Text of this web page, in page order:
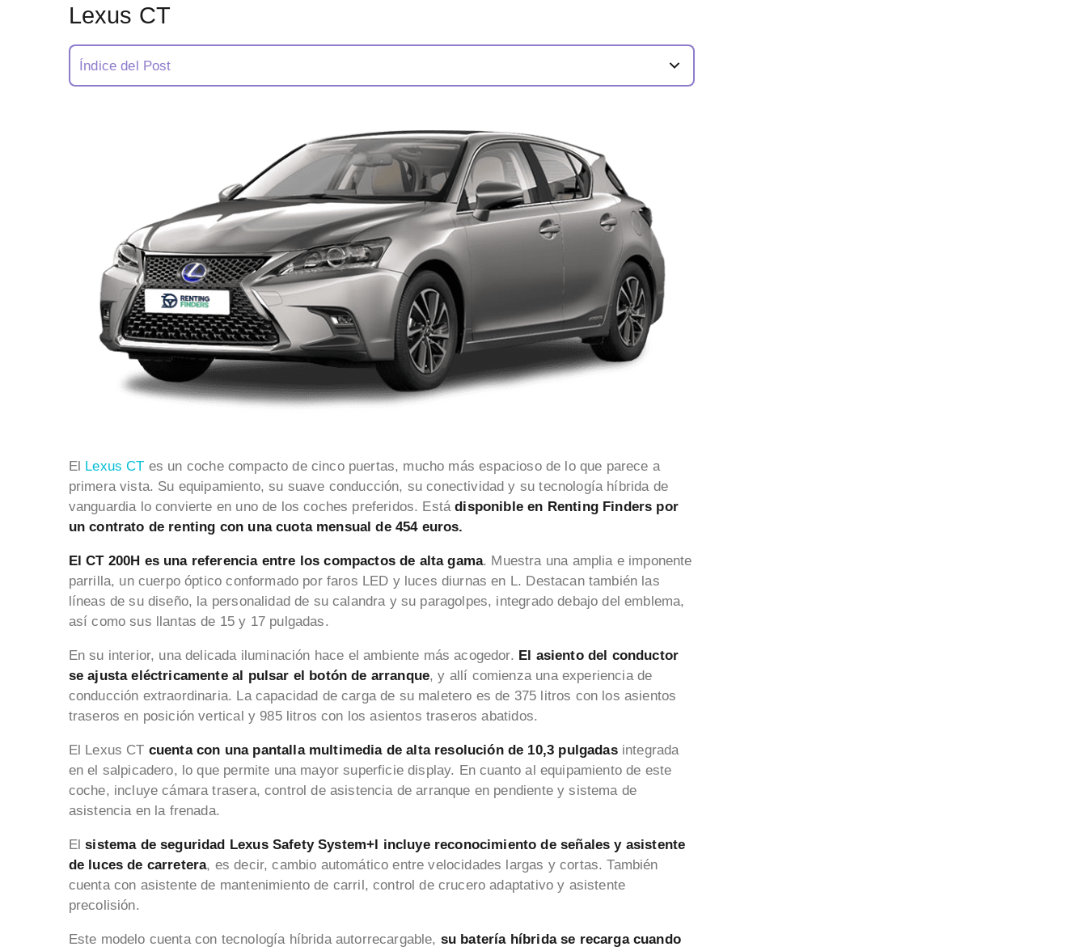
Lexus CT
Índice del Post
El Lexus CT es un coche compacto de cinco puertas, mucho más espacioso de lo que parece a
primera vista. Su equipamiento, su suave conducción, su conectividad y su tecnología híbrida de
vanguardia lo convierte en uno de los coches preferidos. Estádisponible en Renting Finders por
un contrato de renting con una cuota mensual de 454 euros.
El CT 200H es una referencia entre los compactos de alta gama. Muestra una amplia e imponente
parrilla, un cuerpo óptico conformado por faros LED y luces diurnas en L. Destacan también las
líneas de su diseño, la personalidad de su calandra y su paragolpes, integrado debajo del emblema,
así como sus llantas de 15 y 17 pulgadas.
En su interior, una delicada iluminación hace el ambiente más acogedor. El asiento del conductor
se ajusta eléctricamente al pulsar el botón de arranque, y allí comienza una experiencia de
conducción extraordinaria. La capacidad de carga de su maletero es de 375 litros con los asientos
traseros en posición vertical y 985 litros con los asientos traseros abatidos.
El Lexus CT cuenta con una pantalla multimedia de alta resolución de 10,3 pulgadas integrada
en el salpicadero, lo que permite una mayor superficie display. En cuanto al equipamiento de este
coche, incluye cámara trasera, control de asistencia de arranque en pendiente y sistema de
asistencia en la frenada.
Elsistema de seguridad Lexus Safety System+l incluye reconocimiento de señales y asistente
de luces de carretera, es decir, cambio automático entre velocidades largas y cortas. También
cuenta con asistente de mantenimiento de carril, control de crucero adaptativo y asistente
precolisión.
Este modelo cuenta con tecnología híbrida autorrecargable, su batería híbrida se recarga cuando